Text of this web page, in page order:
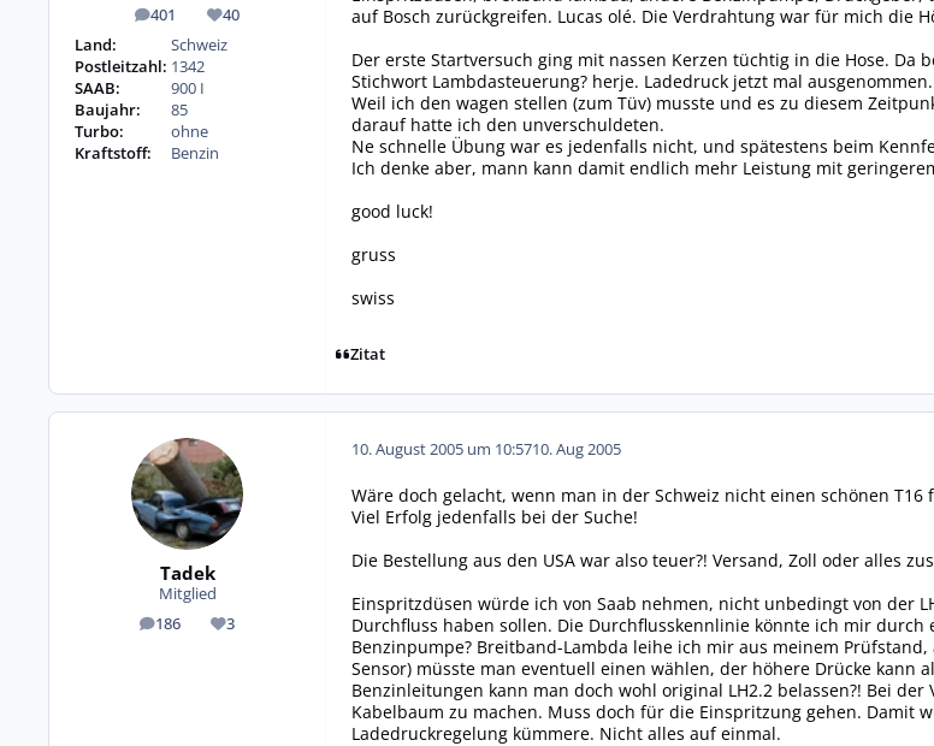
401
Beiträge 40
Reputation
Land:
Schweiz
Postleitzahl: 1342
SAAB:
900 I
Baujahr:
85
Turbo:
ohne
Kraftstoff:
Benzin
auf Bosch zurückgreifen. Lucas olé. Die Verdrahtung war für mich die
Der erste Startversuch ging mit nassen Kerzen tüchtig in die Hose.
Stichwort Lambdasteuerung? herje. Ladedruck jetzt mal ausgenommen.
Weil ich den wagen stellen (zum Tüv) musste und es zu diesem
darauf hatte ich den unverschuldeten.
Ne schnelle Übung war es jedenfalls nicht, und spätestens beim
Ich denke aber, mann kann damit endlich mehr Leistung mit
good luck!
gruss
swiss
Zitat
Tadek
Mitglied
186
Beiträge 3
Reputation
10. August 2005 um 10:5710. Aug 2005
Wäre doch gelacht, wenn man in der Schweiz nicht einen schönen
Viel Erfolg jedenfalls bei der Suche!
Die Bestellung aus den USA war also teuer?! Versand, Zoll oder alles
Einspritzdüsen würde ich von Saab nehmen, nicht unbedingt von der
Durchfluss haben sollen. Die Durchflusskennlinie könnte ich mir
Benzinpumpe? Breitband-Lambda leihe ich mir aus meinem
Sensor) müsste man eventuell einen wählen, der höhere Drücke kann
Benzinleitungen kann man doch wohl original LH2.2 belassen?! Bei
Kabelbaum zu machen. Muss doch für die Einspritzung gehen. Damit
Ladedruckregelung kümmere. Nicht alles auf einmal.